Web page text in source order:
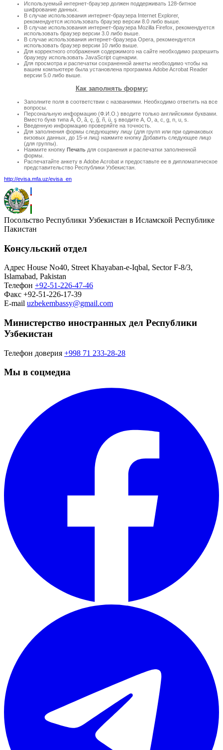
Используемый интернет-браузер должен поддерживать 128-битное
шифрование данных.
В случае использования интернет-браузера Internet Explorer,
рекомендуется использовать браузер версии 8.0 либо выше.
В случае использования интернет-браузера Mozilla Firefox, рекомендуется
использовать браузер версии 3.0 либо выше.
В случае использования интернет-браузера Opera, рекомендуется
использовать браузер версии 10 либо выше.
Для корректного отображения содержимого на сайте необходимо разрешить
браузеру использовать JavaScript сценарии.
Для просмотра и распечатки сохраненной анкеты необходимо чтобы на
вашем компьютере была установлена программа Adobe Acrobat Reader
версии 5.0 либо выше.
Как заполнять форму:
Заполните поля в соответствии с названиями. Необходимо ответить на все
вопросы.
Персональную информацию (Ф.И.О.) вводите только английскими буквами.
Вместо букв типа Ã, Ö, â, ç, ğ, ñ, ü, ş вводите A, O, a, c, g, n, u, s.
Введенную информацию проверяйте на точность.
Для заполнения формы следующему лицу (для групп или при одинаковых
визовых данных, до 15-и лиц) нажмите кнопку Добавить следующее лицо
(для группы).
Нажмите кнопку Печать для сохранения и распечатки заполненной
формы.
Распечатайте анкету в Adobe Acrobat и предоставьте ее в дипломатическое
представительство Республики Узбекистан.
http://evisa.mfa.uz/evisa_en
Посольство Республики Узбекистан в Исламской Республике
Пакистан
Консульский отдел
Адрес House No40, Street Khayaban-e-Iqbal, Sector F-8/3,
Islamabad, Pakistan
Телефон +92-51-226-47-46
Факс +92-51-226-17-39
E-mail uzbekembassy@gmail.com
Министерство иностранных дел Республики
Узбекистан
Телефон доверия +998 71 233-28-28
Мы в соцмедиа